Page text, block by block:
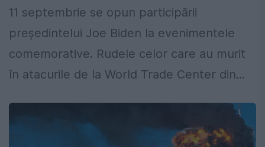
11 septembrie se opun participării
președintelui Joe Biden la evenimentele
comemorative. Rudele celor care au murit
în atacurile de la World Trade Center din...